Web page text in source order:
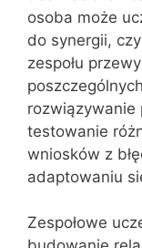
osoba może
do synergii,
zespołu
rozwiązywanie
testowanie
wniosków z
adaptowaniu
Zespołowe